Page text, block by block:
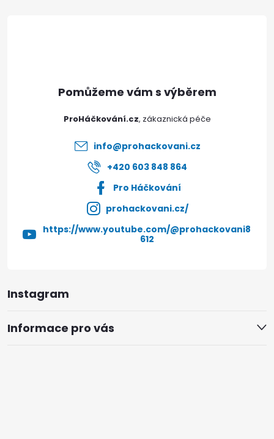
Instagram
Informace pro vás
ProHáčkování.cz
info@prohackovani.cz
+420 603 848 864
Pro Háčkování
prohackovani.cz/
https://www.youtube.com/@prohackovani8
612